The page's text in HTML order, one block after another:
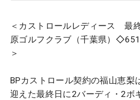
＜カストロールレディース
原ゴルフクラブ（千葉県）
＞
BPカストロール契約の福山恵梨
迎えた最終日に2バーディ・2ボ